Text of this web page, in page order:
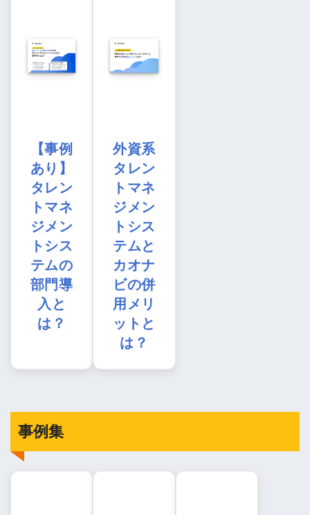
【事例
あり】
タレン
トマネ
ジメン
トシス
テムの
部門導
入と
は？
外資系
タレン
トマネ
ジメン
トシス
テムと
カオナ
ビの併
用メリ
ットと
は？
事例集